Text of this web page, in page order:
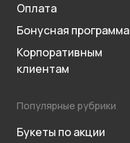
Оплата
Бонусная программа
Корпоративным
клиентам
Популярные рубрики
Букеты по акции